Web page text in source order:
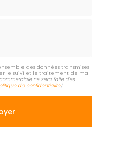
des données transmises
le suivi et le traitement de ma
ne sera faite des
de confidentialité)